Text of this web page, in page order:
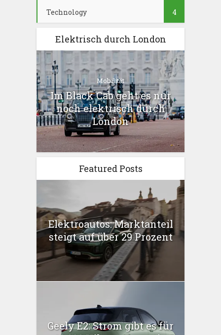
Technology 4
Elektrisch durch London
Mobilität
Im Black Cab geht es nur
noch elektrisch durch
London
Featured Posts
Elektroautos: Marktanteil
steigt auf über 29 Prozent
Geely E2: Strom gibt es für